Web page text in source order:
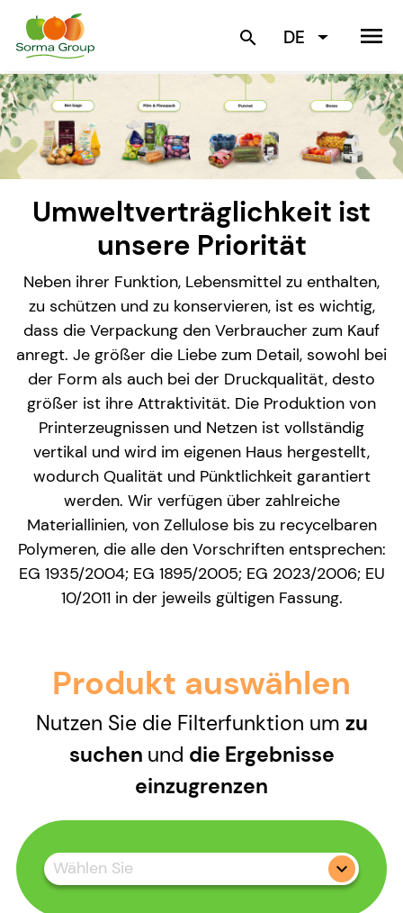
search DE menu
Umweltverträglichkeit ist
unsere Priorität
Neben ihrer Funktion, Lebensmittel zu enthalten,
zu schützen und zu konservieren, ist es wichtig,
dass die Verpackung den Verbraucher zum Kauf
anregt. Je größer die Liebe zum Detail, sowohl bei
der Form als auch bei der Druckqualität, desto
größer ist ihre Attraktivität. Die Produktion von
Printerzeugnissen und Netzen ist vollständig
vertikal und wird im eigenen Haus hergestellt,
wodurch Qualität und Pünktlichkeit garantiert
werden. Wir verfügen über zahlreiche
Materiallinien, von Zellulose bis zu recycelbaren
Polymeren, die alle den Vorschriften entsprechen:
EG 1935/2004; EG 1895/2005; EG 2023/2006; EU
10/2011 in der jeweils gültigen Fassung.
Produkt auswählen
Nutzen Sie die Filterfunktion um zu
suchen und die Ergebnisse
einzugrenzen
Wählen Sie